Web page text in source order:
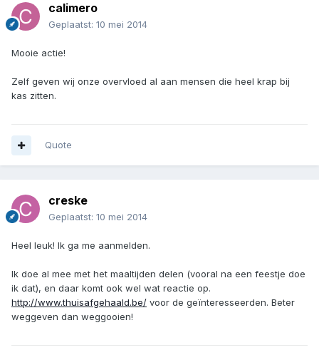
calimero
Geplaatst: 10 mei 2014
Mooie actie!
Zelf geven wij onze overvloed al aan mensen die heel krap bij
kas zitten.
Quote
creske
Geplaatst: 10 mei 2014
Heel leuk! Ik ga me aanmelden.
Ik doe al mee met het maaltijden delen (vooral na een feestje doe
ik dat), en daar komt ook wel wat reactie op.
http://www.thuisafgehaald.be/ voor de geïnteresseerden. Beter
weggeven dan weggooien!